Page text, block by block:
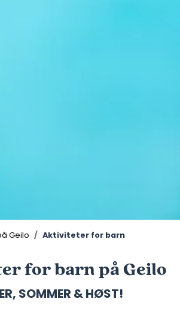
Geilo Aktiviteter for barn
for barn på Geilo
SOMMER & HØST!